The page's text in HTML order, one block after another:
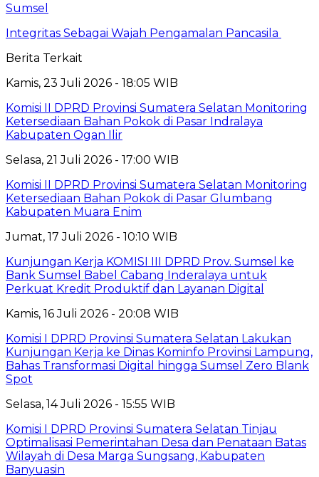
Sumsel
Integritas Sebagai Wajah Pengamalan Pancasila
Berita Terkait
Kamis, 23 Juli 2026 - 18:05 WIB
Komisi II DPRD Provinsi Sumatera Selatan Monitoring
Ketersediaan Bahan Pokok di Pasar Indralaya
Kabupaten Ogan Ilir
Selasa, 21 Juli 2026 - 17:00 WIB
Komisi II DPRD Provinsi Sumatera Selatan Monitoring
Ketersediaan Bahan Pokok di Pasar Glumbang
Kabupaten Muara Enim
Jumat, 17 Juli 2026 - 10:10 WIB
Kunjungan Kerja KOMISI III DPRD Prov. Sumsel ke
Bank Sumsel Babel Cabang Inderalaya untuk
Perkuat Kredit Produktif dan Layanan Digital
Kamis, 16 Juli 2026 - 20:08 WIB
Komisi I DPRD Provinsi Sumatera Selatan Lakukan
Kunjungan Kerja ke Dinas Kominfo Provinsi Lampung,
Bahas Transformasi Digital hingga Sumsel Zero Blank
Spot
Selasa, 14 Juli 2026 - 15:55 WIB
Komisi I DPRD Provinsi Sumatera Selatan Tinjau
Optimalisasi Pemerintahan Desa dan Penataan Batas
Wilayah di Desa Marga Sungsang, Kabupaten
Banyuasin